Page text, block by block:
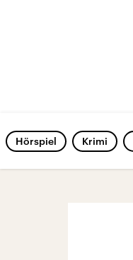
Hörspiel Krimi